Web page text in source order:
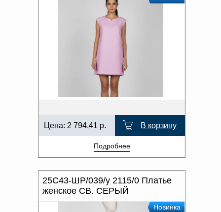
Цена: 2 794,41 р. В корзину
Подробнее
25С43-ШР/039/у 2115/0 Платье
женское СВ. СЕРЫЙ
Новинка